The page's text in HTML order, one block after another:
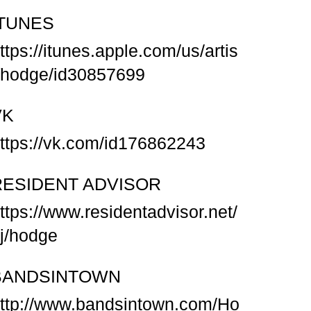
itunes.apple.com/us/artis
id30857699
vk.com/id176862243
ADVISOR
www.residentadvisor.net/
hodge
www.bandsintown.com/Ho